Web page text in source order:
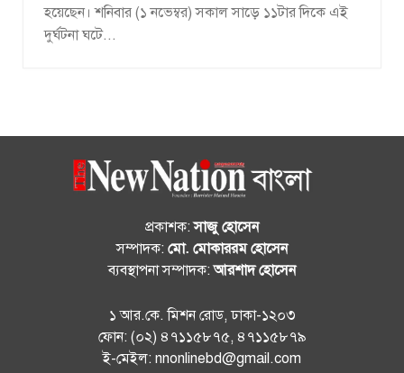
হয়েছেন। শনিবার (১ নভেম্বর) সকাল সাড়ে ১১টার দিকে এই
দুর্ঘটনা ঘটে...
প্রকাশক:সাজু হোসেন
সম্পাদক: মো. মোকাররম হোসেন
ব্যবস্থাপনা সম্পাদক:আরশাদ হোসেন
১ আর.কে. মিশন রোড, ঢাকা-১২০৩
ফোন: (০২) ৪৭১১৫৮৭৫, ৪৭১১৫৮৭৯
ই-মেইল: nnonlinebd@gmail.com